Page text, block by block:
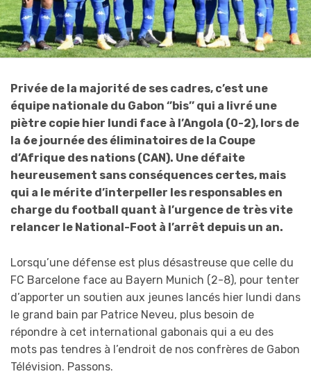
Privée de la majorité de ses cadres, c’est une
équipe nationale du Gabon ‘’bis’’ qui a livré une
piètre copie hier lundi face à l’Angola (0-2), lors de
la 6e journée des éliminatoires de la Coupe
d’Afrique des nations (CAN). Une défaite
heureusement sans conséquences certes, mais
qui a le mérite d’interpeller les responsables en
charge du football quant à l’urgence de très vite
relancer le National-Foot à l’arrêt depuis un an.
Lorsqu’une défense est plus désastreuse que celle du
FC Barcelone face au Bayern Munich (2-8), pour tenter
d’apporter un soutien aux jeunes lancés hier lundi dans
le grand bain par Patrice Neveu, plus besoin de
répondre à cet international gabonais qui a eu des
mots pas tendres à l’endroit de nos confrères de Gabon
Télévision. Passons.